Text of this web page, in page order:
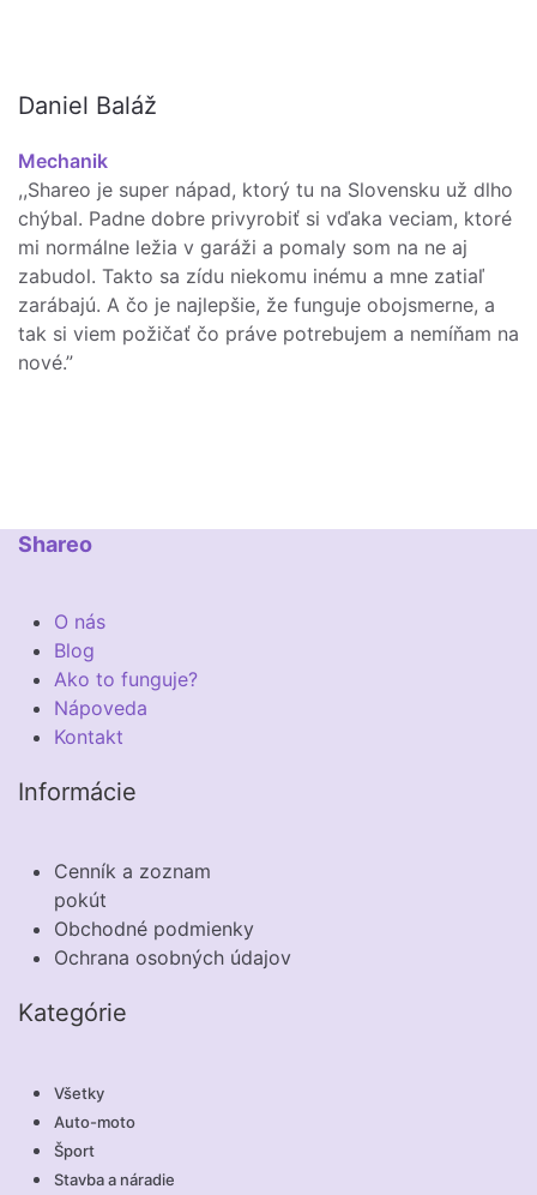
Daniel Baláž
Mechanik
,,Shareo je super nápad, ktorý tu na Slovensku už dlho
chýbal. Padne dobre privyrobiť si vďaka veciam, ktoré
mi normálne ležia v garáži a pomaly som na ne aj
zabudol. Takto sa zídu niekomu inému a mne zatiaľ
zarábajú. A čo je najlepšie, že funguje obojsmerne, a
tak si viem požičať čo práve potrebujem a nemíňam na
nové.”
Shareo
O nás
Blog
Ako to funguje?
Nápoveda
Kontakt
Informácie
Cenník a zoznam
pokút
Obchodné podmienky
Ochrana osobných údajov
Kategórie
Všetky
Auto-moto
Šport
Stavba a náradie